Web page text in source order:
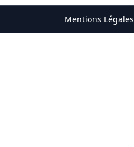
Mentions Légales